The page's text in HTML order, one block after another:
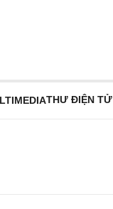
THƯ ĐIỆN TỬ